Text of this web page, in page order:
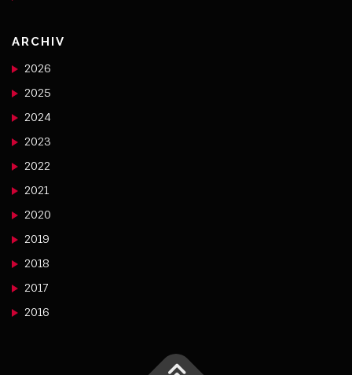
ARCHIV
2026
2025
2024
2023
2022
2021
2020
2019
2018
2017
2016